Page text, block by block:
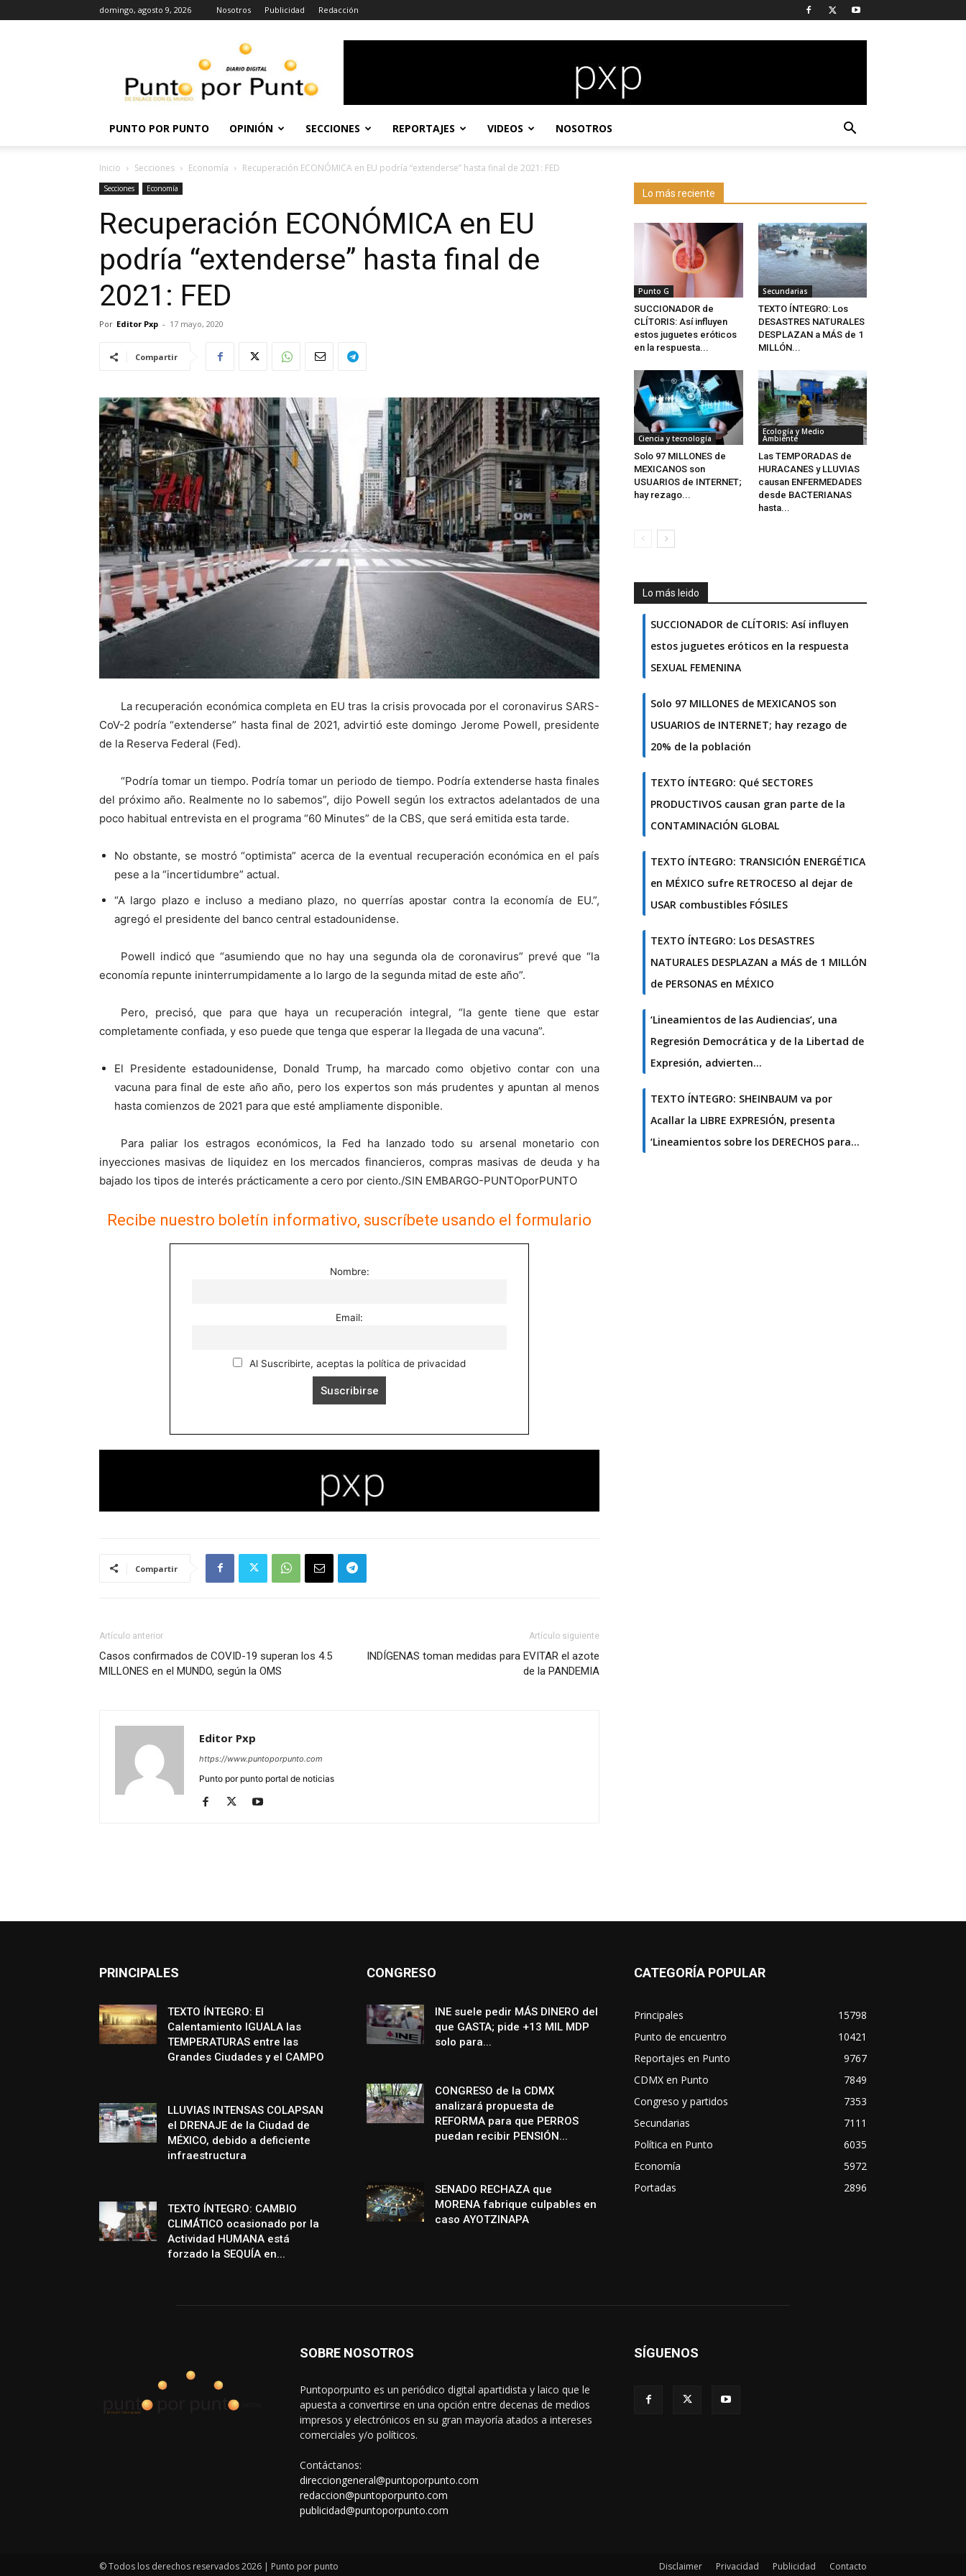
domingo, agosto 9, 2026 Nosotros Publicidad Redacción
Punto
PUNTO POR PUNTO OPINIÓN SECCIONES REPORTAJES VIDEOS NOSOTROS
Inicio Secciones Economía Recuperación ECONÓMICA en EU podría “extenderse” hasta final de 2021: FED
Secciones Economía
Recuperación ECONÓMICA en EU
podría “extenderse” hasta final de
2021: FED
Por Editor Pxp - 17 mayo, 2020
Compartir
La recuperación económica completa en EU tras la crisis provocada por el coronavirus SARS-
CoV-2 podría “extenderse” hasta final de 2021, advirtió este domingo Jerome Powell, presidente
de la Reserva Federal (Fed).
“Podría tomar un tiempo. Podría tomar un periodo de tiempo. Podría extenderse hasta finales
del próximo año. Realmente no lo sabemos”, dijo Powell según los extractos adelantados de una
poco habitual entrevista en el programa “60 Minutes” de la CBS, que será emitida esta tarde.
No obstante, se mostró “optimista” acerca de la eventual recuperación económica en el país
pese a la “incertidumbre” actual.
“A largo plazo e incluso a mediano plazo, no querrías apostar contra la economía de EU.”,
agregó el presidente del banco central estadounidense.
Powell indicó que “asumiendo que no hay una segunda ola de coronavirus” prevé que “la
economía repunte ininterrumpidamente a lo largo de la segunda mitad de este año”.
Pero, precisó, que para que haya un recuperación integral, “la gente tiene que estar
completamente confiada, y eso puede que tenga que esperar la llegada de una vacuna”.
El Presidente estadounidense, Donald Trump, ha marcado como objetivo contar con una
vacuna para final de este año año, pero los expertos son más prudentes y apuntan al menos
hasta comienzos de 2021 para que esté ampliamente disponible.
Para paliar los estragos económicos, la Fed ha lanzado todo su arsenal monetario con
inyecciones masivas de liquidez en los mercados financieros, compras masivas de deuda y ha
bajado los tipos de interés prácticamente a cero por ciento./SIN EMBARGO-PUNTOporPUNTO
Recibe nuestro boletín informativo, suscríbete usando el formulario
Nombre:
Email:
Al Suscribirte, aceptas la política de privacidad
Compartir
Artículo anterior
Casos confirmados de COVID-19 superan los 4.5
MILLONES en el MUNDO, según la OMS
Artículo siguiente
INDÍGENAS toman medidas para EVITAR el azote
de la PANDEMIA
Editor Pxp
https://www.puntoporpunto.com
Punto por punto portal de noticias
Lo más reciente
Punto G
SUCCIONADOR de
CLÍTORIS: Así influyen
estos juguetes eróticos
en la respuesta...
Secundarias
TEXTO ÍNTEGRO: Los
DESASTRES NATURALES
DESPLAZAN a MÁS de 1
MILLÓN...
Ciencia y tecnología
Solo 97 MILLONES de
MEXICANOS son
USUARIOS de INTERNET;
hay rezago...
Ecología y Medio
Ambiente
Las TEMPORADAS de
HURACANES y LLUVIAS
causan ENFERMEDADES
desde BACTERIANAS
hasta...
Lo más leido
SUCCIONADOR de CLÍTORIS: Así influyen
estos juguetes eróticos en la respuesta
SEXUAL FEMENINA
Solo 97 MILLONES de MEXICANOS son
USUARIOS de INTERNET; hay rezago de
20% de la población
TEXTO ÍNTEGRO: Qué SECTORES
PRODUCTIVOS causan gran parte de la
CONTAMINACIÓN GLOBAL
TEXTO ÍNTEGRO: TRANSICIÓN ENERGÉTICA
en MÉXICO sufre RETROCESO al dejar de
USAR combustibles FÓSILES
TEXTO ÍNTEGRO: Los DESASTRES
NATURALES DESPLAZAN a MÁS de 1 MILLÓN
de PERSONAS en MÉXICO
‘Lineamientos de las Audiencias’, una
Regresión Democrática y de la Libertad de
Expresión, advierten…
TEXTO ÍNTEGRO: SHEINBAUM va por
Acallar la LIBRE EXPRESIÓN, presenta
‘Lineamientos sobre los DERECHOS para…
PRINCIPALES
TEXTO ÍNTEGRO: El
Calentamiento IGUALA las
TEMPERATURAS entre las
Grandes Ciudades y el CAMPO
LLUVIAS INTENSAS COLAPSAN
el DRENAJE de la Ciudad de
MÉXICO, debido a deficiente
infraestructura
TEXTO ÍNTEGRO: CAMBIO
CLIMÁTICO ocasionado por la
Actividad HUMANA está
forzado la SEQUÍA en...
CONGRESO
INE suele pedir MÁS DINERO del
que GASTA; pide +13 MIL MDP
solo para...
CONGRESO de la CDMX
analizará propuesta de
REFORMA para que PERROS
puedan recibir PENSIÓN...
SENADO RECHAZA que
MORENA fabrique culpables en
caso AYOTZINAPA
CATEGORÍA POPULAR
Principales
15798
Punto de encuentro
10421
Reportajes en Punto
9767
CDMX en Punto
7849
Congreso y partidos
7353
Secundarias
7111
Política en Punto
6035
Economía
5972
Portadas
2896
SOBRE NOSOTROS
Puntoporpunto es un periódico digital apartidista y laico que le
apuesta a convertirse en una opción entre decenas de medios
impresos y electrónicos en su gran mayoría atados a intereses
comerciales y/o políticos.
Contáctanos:
direcciongeneral@puntoporpunto.com
redaccion@puntoporpunto.com
publicidad@puntoporpunto.com
SÍGUENOS
Disclaimer Privacidad Publicidad Contacto
© Todos los derechos reservados 2026 | Punto por punto